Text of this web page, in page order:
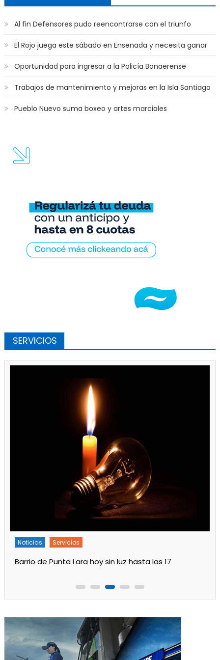
Al fin Defensores pudo reencontrarse con el triunfo
El Rojo juega este sábado en Ensenada y necesita ganar
Oportunidad para ingresar a la Policía Bonaerense
Trabajos de mantenimiento y mejoras en la Isla Santiago
Pueblo Nuevo suma boxeo y artes marciales
SERVICIOS
Noticias Servicios
Barrio de Punta Lara hoy sin luz hasta las 17